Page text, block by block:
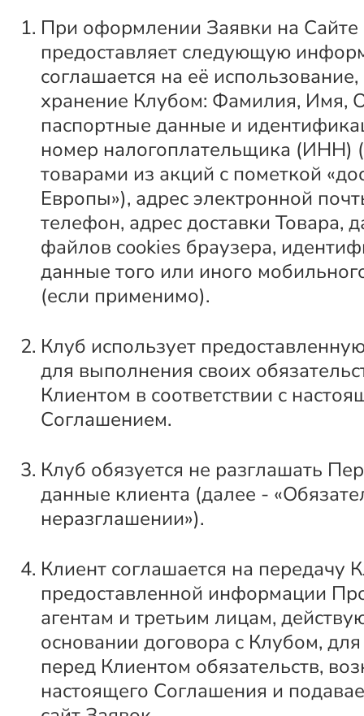
При оформлении Заявки на Сайте
предоставляет следующую
соглашается на её
хранение Клубом: Фамилия, Имя,
паспортные данные и
номер налогоплательщика (ИНН)
товарами из акций с пометкой
Европы»), адрес электронной
телефон, адрес доставки Товара,
файлов cookies браузера,
данные того или иного
(если применимо).
Клуб использует
для выполнения своих
Клиентом в соответствии с
Соглашением.
Клуб обязуется не разглашать
данные клиента (далее -
неразглашении»).
Клиент соглашается на передачу
предоставленной информации
агентам и третьим лицам,
основании договора с Клубом,
перед Клиентом обязательств,
настоящего Соглашения и